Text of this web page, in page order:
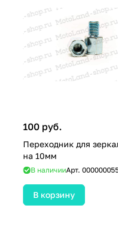
100 руб.
Переходник для
на 10мм
В наличииАрт.
В корзину